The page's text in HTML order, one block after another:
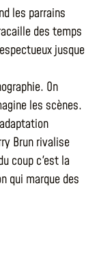
les parrains
des temps
jusque
On
les scènes.
Brun rivalise
coup c'est la
qui marque des